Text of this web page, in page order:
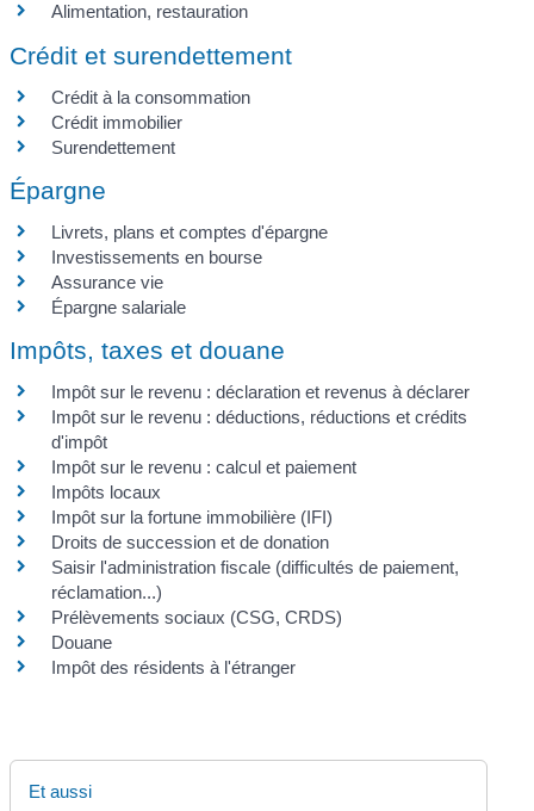
Alimentation, restauration
Crédit et surendettement
Crédit à la consommation
Crédit immobilier
Surendettement
Épargne
Livrets, plans et comptes d'épargne
Investissements en bourse
Assurance vie
Épargne salariale
Impôts, taxes et douane
Impôt sur le revenu : déclaration et revenus à déclarer
Impôt sur le revenu : déductions, réductions et crédits
d'impôt
Impôt sur le revenu : calcul et paiement
Impôts locaux
Impôt sur la fortune immobilière (IFI)
Droits de succession et de donation
Saisir l'administration fiscale (difficultés de paiement,
réclamation...)
Prélèvements sociaux (CSG, CRDS)
Douane
Impôt des résidents à l'étranger
Et aussi